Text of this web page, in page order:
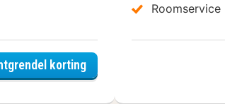
korting
Roomservice